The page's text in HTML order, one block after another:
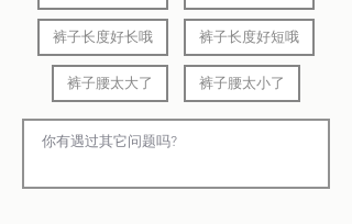
裤子长度好长哦 裤子长度好短哦
裤子腰太大了 裤子腰太小了